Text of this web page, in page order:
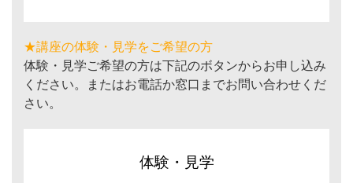
★講座の体験・見学をご希望の方
体験・見学ご希望の方は下記のボタンからお申し込み
ください。またはお電話か窓口までお問い合わせくだ
さい。
体験・見学